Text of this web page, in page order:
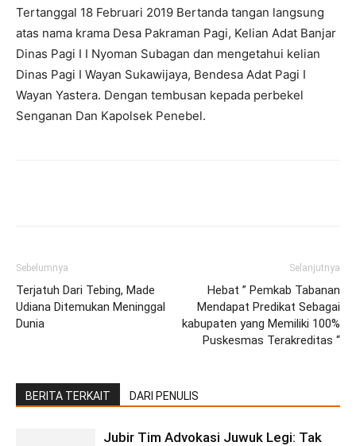
Tertanggal 18 Februari 2019 Bertanda tangan langsung
atas nama krama Desa Pakraman Pagi, Kelian Adat Banjar
Dinas Pagi I I Nyoman Subagan dan mengetahui kelian
Dinas Pagi I Wayan Sukawijaya, Bendesa Adat Pagi I
Wayan Yastera. Dengan tembusan kepada perbekel
Senganan Dan Kapolsek Penebel.
Sebelumnya
Terjatuh Dari Tebing, Made
Udiana Ditemukan Meninggal
Dunia
Selanjutnya
Hebat ” Pemkab Tabanan
Mendapat Predikat Sebagai
kabupaten yang Memiliki 100%
Puskesmas Terakreditas “
BERITA TERKAIT DARI PENULIS
Jubir Tim Advokasi Juwuk Legi: Tak